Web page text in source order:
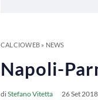
CALCIOWEB» NEWS
Napoli-
diStefano Vitetta 26 Set